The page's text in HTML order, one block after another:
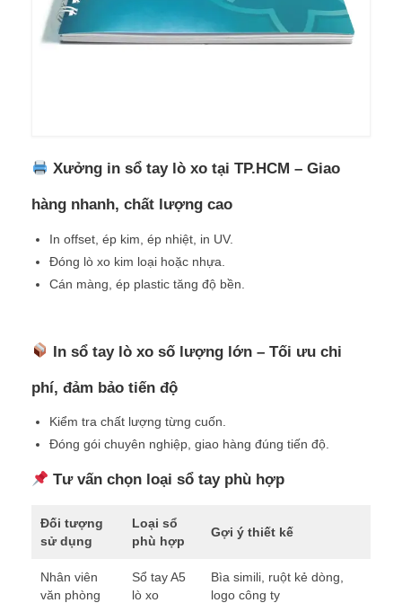
️ Xưởng in sổ tay lò xo tại TP.HCM – Giao
hàng nhanh, chất lượng cao
In offset, ép kim, ép nhiệt, in UV.
Đóng lò xo kim loại hoặc nhựa.
Cán màng, ép plastic tăng độ bền.
In sổ tay lò xo số lượng lớn – Tối ưu chi
phí, đảm bảo tiến độ
Kiểm tra chất lượng từng cuốn.
Đóng gói chuyên nghiệp, giao hàng đúng tiến độ.
Tư vấn chọn loại sổ tay phù hợp
Đối tượng
sử dụng
Loại sổ
phù hợp
Gợi ý thiết kế
Nhân viên
văn phòng
Sổ tay A5
lò xo
Bìa simili, ruột kẻ dòng,
logo công ty